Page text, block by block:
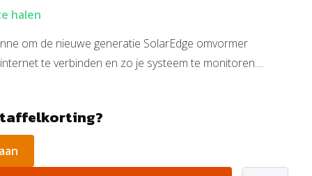
halen
om de nieuwe generatie SolarEdge omvormer
te verbinden en zo je systeem te monitoren....